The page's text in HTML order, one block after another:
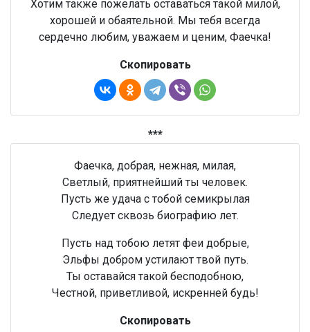
Хотим также пожелать оставаться такой милой,
хорошей и обаятельной. Мы тебя всегда
сердечно любим, уважаем и ценим, Фаечка!
Скопировать
***
Фаечка, добрая, нежная, милая,
Светлый, приятнейший ты человек.
Пусть же удача с тобой семикрылая
Следует сквозь биографию лет.
Пусть над тобою летят феи добрые,
Эльфы добром устилают твой путь.
Ты оставайся такой бесподобною,
Честной, приветливой, искренней будь!
Скопировать